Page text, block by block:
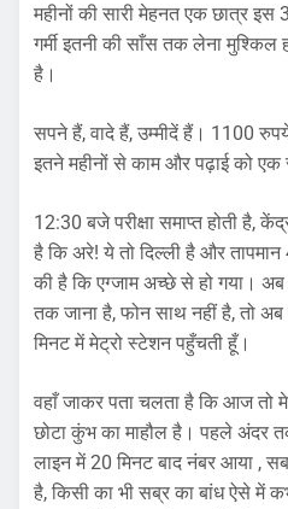
महीनों की सारी मेहनत एक छात्र
गर्मी इतनी की साँस तक लेना मुश्किल
है।
सपने हैं, वादे हैं, उम्मीदें हैं। 1100
इतने महीनों से काम और पढ़ाई को
12:30 बजे परीक्षा समाप्त होती है,
है कि अरे! ये तो दिल्ली है और
की है कि एग्जाम अच्छे से हो गया। अब
तक जाना है, फोन साथ नहीं है, तो
मिनट में मेट्रो स्टेशन पहुँचती हूँ।
वहाँ जाकर पता चलता है कि आज तो
छोटा कुंभ का माहौल है। पहले अंदर
लाइन में 20 मिनट बाद नंबर आया ,
है, किसी का भी सब्र का बांध ऐसे में